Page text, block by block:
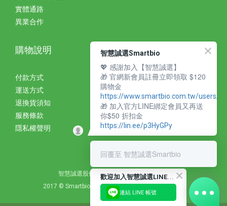
實體通路
異業合作
購物說明
付款方式
運送方式
退換貨須知
服務條款
隱私權聲明
智慧誠選股份有限公司 統編：27310393
2017 © Smartbio Corporation. All Rights Reserved.
歡
迎加入智慧誠選LINE好友
連結 LINE 帳號
智慧誠選Smartbio
💖 感謝加入【智慧誠選】
🎁 官網新會員註冊立即領取 $120
購物金
https://www.smartbio.com.tw/users/
🎁 加入官方LINE綁定會員又再送
你$50 折扣金
https://lin.ee/p3HyGPy
回覆至 智慧誠選Smartbio